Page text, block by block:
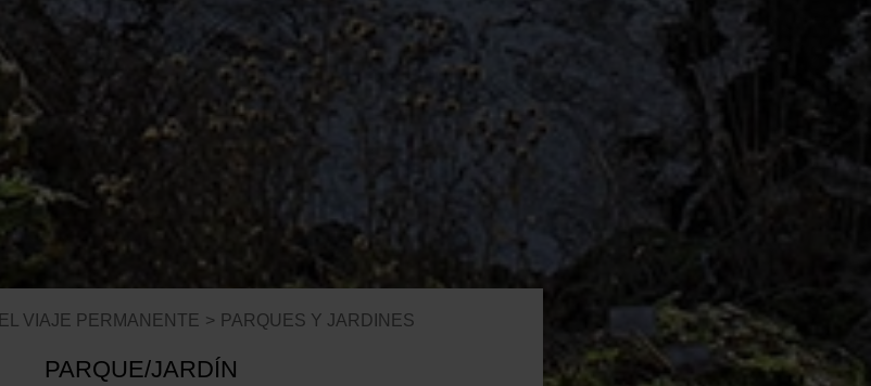
EL VIAJE PERMANENTE PARQUES Y JARDINES
PARQUE/JARDÍN